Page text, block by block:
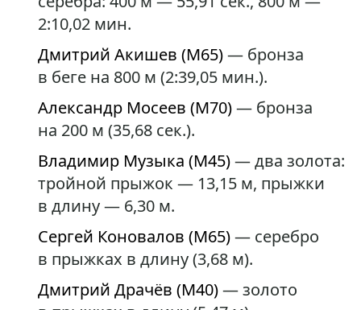
2:10,02 мин.
Дмитрий Акишев (М65)— бронза
в беге на 800 м (2:39,05 мин.).
Александр Мосеев (М70)— бронза
на 200 м (35,68 сек.).
Владимир Музыка (М45)— два золота:
тройной прыжок — 13,15 м, прыжки
в длину — 6,30 м.
Сергей Коновалов (М65)— серебро
в прыжках в длину (3,68 м).
Дмитрий Драчёв (М40)— золото